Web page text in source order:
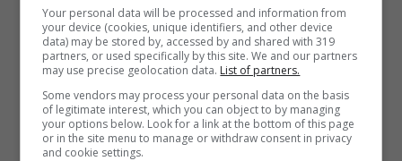
accusato il presidente russo difingere
interesse per la pacedopo che cinque ore
di colloqui con gli inviati statunitensi al
Cremlino non hanno prodotto alcun
progresso. Putin ha accusato gli europei di
Your personal data will be processed and information from
your device (cookies, unique identifiers, and other device
data) may be stored by, accessed by and shared with 319
partners, or used specifically by this site. We and our partners
may use precise geolocation data. List of partners.
Some vendors may process your personal data on the basis
of legitimate interest, which you can object to by managing
your options below. Look for a link at the bottom of this page
or in the site menu to manage or withdraw consent in privacy
and cookie settings.